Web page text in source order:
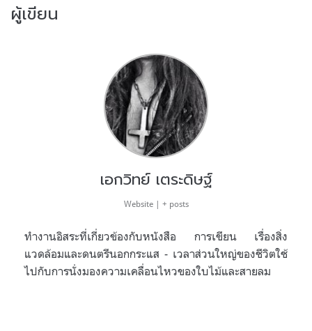
ผู้เขียน
เอกวิทย์ เตระดิษฐ์
Website | + posts
ทำงานอิสระที่เกี่ยวข้องกับหนังสือ การเขียน เรื่องสิ่ง
แวดล้อมและดนตรีนอกกระแส - เวลาส่วนใหญ่ของชีวิตใช้
ไปกับการนั่งมองความเคลื่อนไหวของใบไม้และสายลม